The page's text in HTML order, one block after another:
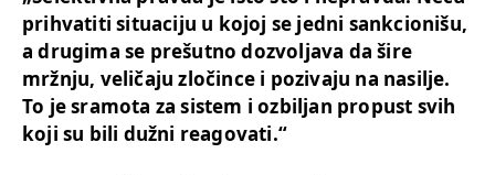
prihvatiti situaciju u kojoj se jedni sankcionišu,
a drugima se prešutno dozvoljava da šire
mržnju, veličaju zločince i pozivaju na nasilje.
To je sramota za sistem i ozbiljan propust svih
koji su bili dužni reagovati.“